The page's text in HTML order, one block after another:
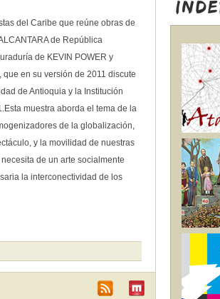
del Caribe que reúne obras de
de República
de KEVIN POWER y
en su versión de 2011 discute
de Antioquia y la Institución
muestra aborda el tema de la
de la globalización,
y la movilidad de nuestras
de un arte socialmente
la interconectividad de los